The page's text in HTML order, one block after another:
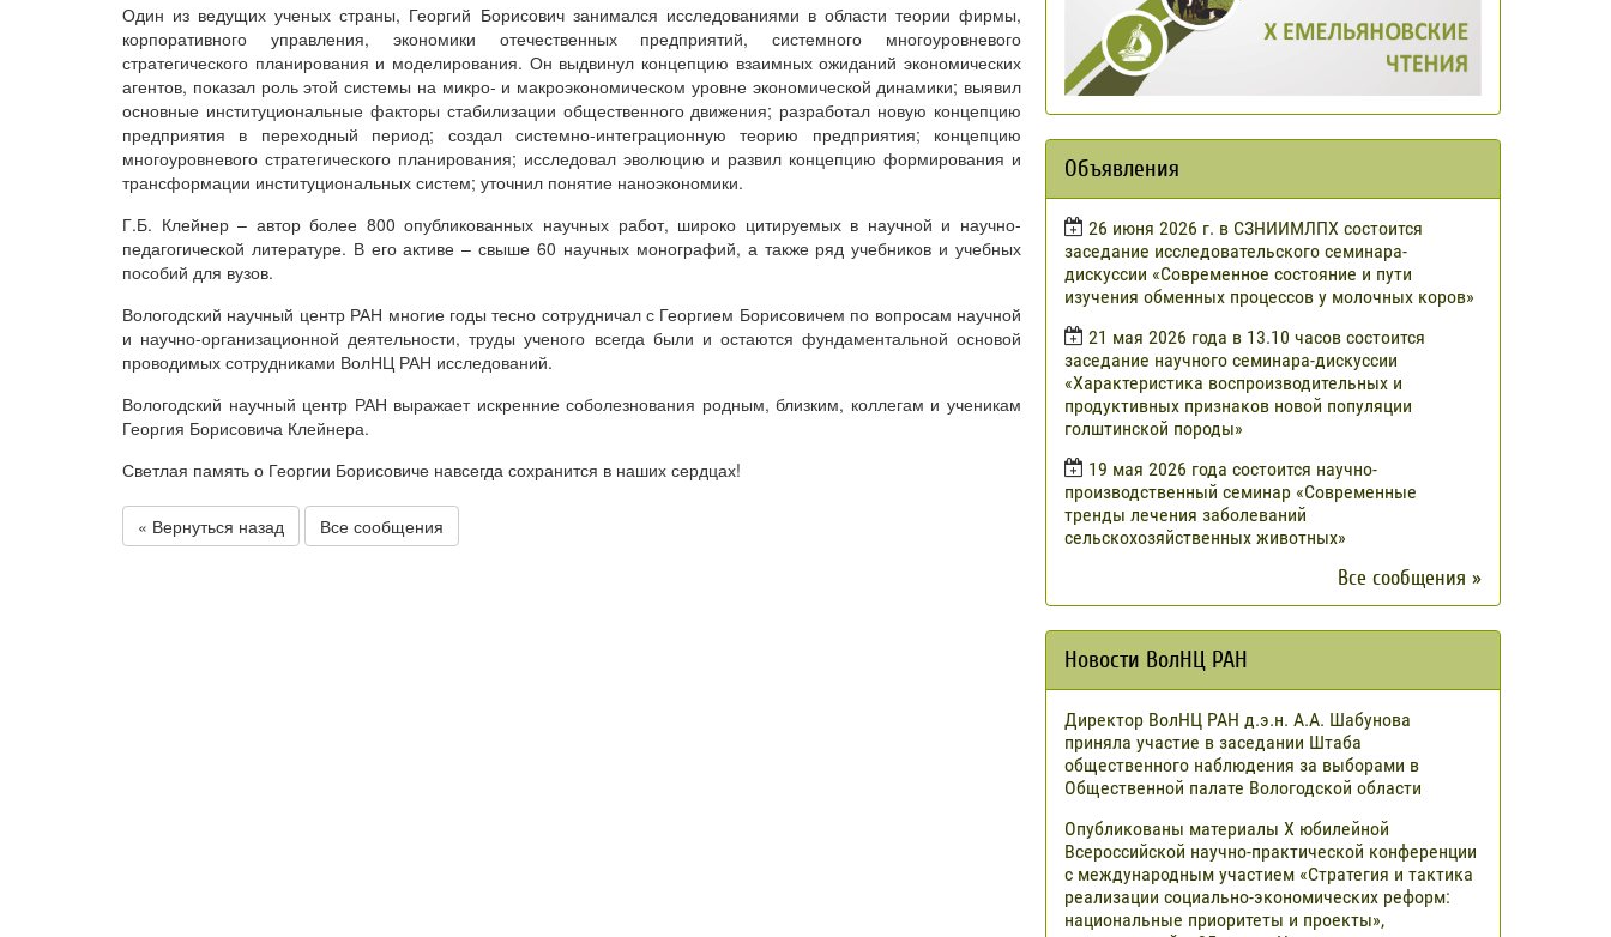
Один из ведущих ученых страны, Георгий Борисович занимался исследованиями в области теории фирмы,
корпоративного управления, экономики отечественных предприятий, системного многоуровневого
стратегического планирования и моделирования. Он выдвинул концепцию взаимных ожиданий экономических
агентов, показал роль этой системы на микро- и макроэкономическом уровне экономической динамики; выявил
основные институциональные факторы стабилизации общественного движения; разработал новую концепцию
предприятия в переходный период; создал системно-интеграционную теорию предприятия; концепцию
многоуровневого стратегического планирования; исследовал эволюцию и развил концепцию формирования и
трансформации институциональных систем; уточнил понятие наноэкономики.
Г.Б. Клейнер – автор более 800 опубликованных научных работ, широко цитируемых в научной и научно-
педагогической литературе. В его активе – свыше 60 научных монографий, а также ряд учебников и учебных
пособий для вузов.
Вологодский научный центр РАН многие годы тесно сотрудничал с Георгием Борисовичем по вопросам научной
и научно-организационной деятельности, труды ученого всегда были и остаются фундаментальной основой
проводимых сотрудниками ВолНЦ РАН исследований.
Вологодский научный центр РАН выражает искренние соболезнования родным, близким, коллегам и ученикам
Георгия Борисовича Клейнера.
Светлая память о Георгии Борисовиче навсегда сохранится в наших сердцах!
« Вернуться назад Все сообщения
Объявления
​26 июня 2026 г. в СЗНИИМЛПХ состоится
заседание исследовательского семинара-
дискуссии «Современное состояние и пути
изучения обменных процессов у молочных коров»
21 мая 2026 года в 13.10 часов состоится
заседание научного семинара-дискуссии
«Характеристика воспроизводительных и
продуктивных признаков новой популяции
голштинской породы»
19 мая 2026 года состоится научно-
производственный семинар «Современные
тренды лечения заболеваний
сельскохозяйственных животных»
Все сообщения »
Новости ВолНЦ РАН
Директор ВолНЦ РАН д.э.н. А.А. Шабунова
приняла участие в заседании Штаба
общественного наблюдения за выборами в
Общественной палате Вологодской области
Опубликованы материалы X юбилейной
Всероссийской научно-практической конференции
с международным участием «Стратегия и тактика
реализации социально-экономических реформ:
национальные приоритеты и проекты»,